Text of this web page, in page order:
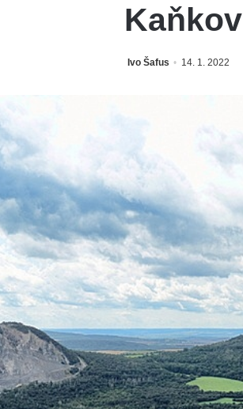
Kaňkov
Ivo Šafus 14. 1. 2022